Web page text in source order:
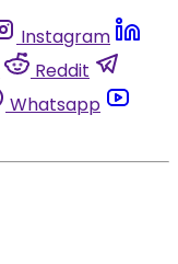
Instagram
Reddit
Whatsapp